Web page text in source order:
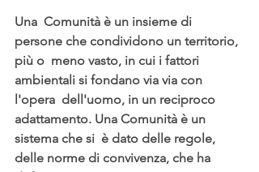
Una  Comunità è un insieme di
persone che condividono un territorio,
più o  meno vasto, in cui i fattori
ambientali si fondano via via con
l'opera  dell'uomo, in un reciproco
adattamento. Una Comunità è un
sistema che si  è dato delle regole,
delle norme di convivenza, che ha